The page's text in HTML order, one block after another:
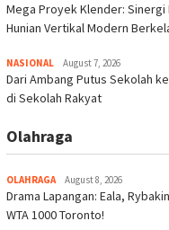
Mega Proyek Klender:
Hunian Vertikal Modern
NASIONAL August 7, 2026
Dari Ambang Putus Sekolah
di Sekolah Rakyat
Olahraga
OLAHRAGA August 8, 2026
Drama Lapangan: Eala,
WTA 1000 Toronto!